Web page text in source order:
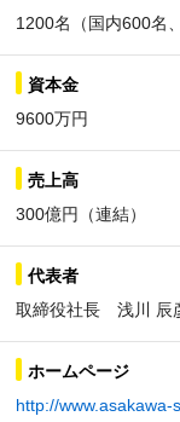
1200名（国内600名
資本金
9600万円
売上高
300億円（連結）
代表者
取締役社長 浅川 辰
ホームページ
http://www.asakawa-